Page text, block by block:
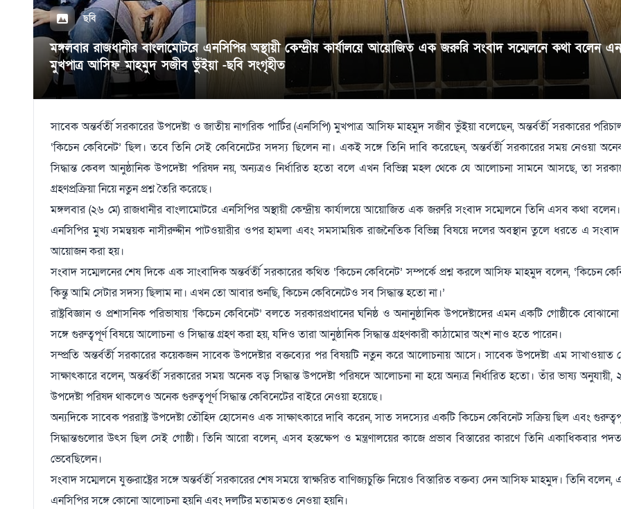
ছবি
মঙ্গলবার রাজধানীর বাংলামোটরে এনসিপির অস্থায়ী কেন্দ্রীয় কার্যালয়ে আয়োজিত এক জরুরি সংবাদ সম্মেলনে কথা বলেন
মুখপাত্র আসিফ মাহমুদ সজীব ভুঁইয়া -ছবি সংগৃহীত
সাবেক অন্তর্বর্তী সরকারের উপদেষ্টা ও জাতীয় নাগরিক পার্টির (এনসিপি) মুখপাত্র আসিফ মাহমুদ সজীব ভুঁইয়া বলেছেন, অন্তর্বর্তী সরকারের
‘কিচেন কেবিনেট’ ছিল। তবে তিনি সেই কেবিনেটের সদস্য ছিলেন না। একই সঙ্গে তিনি দাবি করেছেন, অন্তর্বর্তী সরকারের সময় নেওয়া
সিদ্ধান্ত কেবল আনুষ্ঠানিক উপদেষ্টা পরিষদ নয়, অন্যত্রও নির্ধারিত হতো বলে এখন বিভিন্ন মহল থেকে যে আলোচনা সামনে আসছে, তা
গ্রহণপ্রক্রিয়া নিয়ে নতুন প্রশ্ন তৈরি করেছে।
মঙ্গলবার (২৬ মে) রাজধানীর বাংলামোটরে এনসিপির অস্থায়ী কেন্দ্রীয় কার্যালয়ে আয়োজিত এক জরুরি সংবাদ সম্মেলনে তিনি এসব কথা
এনসিপির মুখ্য সমন্বয়ক নাসীরুদ্দীন পাটওয়ারীর ওপর হামলা এবং সমসাময়িক রাজনৈতিক বিভিন্ন বিষয়ে দলের অবস্থান তুলে ধরতে এ
আয়োজন করা হয়।
সংবাদ সম্মেলনের শেষ দিকে এক সাংবাদিক অন্তর্বর্তী সরকারের কথিত ‘কিচেন কেবিনেট’ সম্পর্কে প্রশ্ন করলে আসিফ মাহমুদ বলেন, ‘কিচেন
কিন্তু আমি সেটার সদস্য ছিলাম না। এখন তো আবার শুনছি, কিচেন কেবিনেটেও সব সিদ্ধান্ত হতো না।’
রাষ্ট্রবিজ্ঞান ও প্রশাসনিক পরিভাষায় ‘কিচেন কেবিনেট’ বলতে সরকারপ্রধানের ঘনিষ্ঠ ও অনানুষ্ঠানিক উপদেষ্টাদের এমন একটি গোষ্ঠীকে
সঙ্গে গুরুত্বপূর্ণ বিষয়ে আলোচনা ও সিদ্ধান্ত গ্রহণ করা হয়, যদিও তারা আনুষ্ঠানিক সিদ্ধান্ত গ্রহণকারী কাঠামোর অংশ নাও হতে পারেন।
সম্প্রতি অন্তর্বর্তী সরকারের কয়েকজন সাবেক উপদেষ্টার বক্তব্যের পর বিষয়টি নতুন করে আলোচনায় আসে। সাবেক উপদেষ্টা এম
সাক্ষাৎকারে বলেন, অন্তর্বর্তী সরকারের সময় অনেক বড় সিদ্ধান্ত উপদেষ্টা পরিষদে আলোচনা না হয়ে অন্যত্র নির্ধারিত হতো। তাঁর ভাষ্য
উপদেষ্টা পরিষদ থাকলেও অনেক গুরুত্বপূর্ণ সিদ্ধান্ত কেবিনেটের বাইরে নেওয়া হয়েছে।
অন্যদিকে সাবেক পররাষ্ট্র উপদেষ্টা তৌহিদ হোসেনও এক সাক্ষাৎকারে দাবি করেন, সাত সদস্যের একটি কিচেন কেবিনেট সক্রিয় ছিল এবং
সিদ্ধান্তগুলোর উৎস ছিল সেই গোষ্ঠী। তিনি আরো বলেন, এসব হস্তক্ষেপ ও মন্ত্রণালয়ের কাজে প্রভাব বিস্তারের কারণে তিনি একাধিকবার
ভেবেছিলেন।
সংবাদ সম্মেলনে যুক্তরাষ্ট্রের সঙ্গে অন্তর্বর্তী সরকারের শেষ সময়ে স্বাক্ষরিত বাণিজ্যচুক্তি নিয়েও বিস্তারিত বক্তব্য দেন আসিফ মাহমুদ। তিনি বলেন,
এনসিপির সঙ্গে কোনো আলোচনা হয়নি এবং দলটির মতামতও নেওয়া হয়নি।